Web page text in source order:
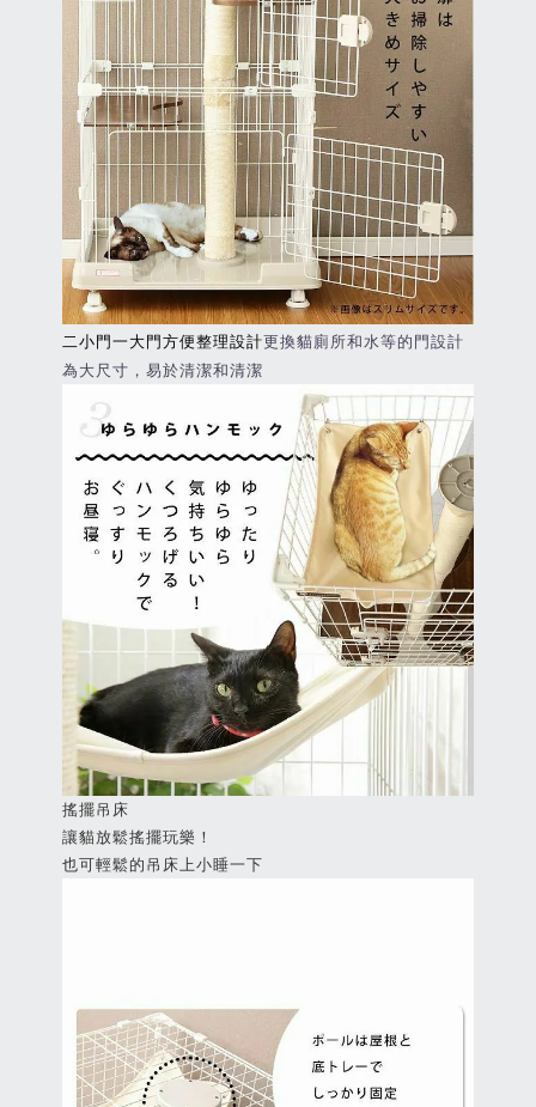
二小門一大門方便整理設計更換貓廁所和水等的門設計
為大尺寸，易於清潔和清潔
搖擺吊床
讓貓放鬆搖擺玩樂！
也可輕鬆的吊床上小睡一下